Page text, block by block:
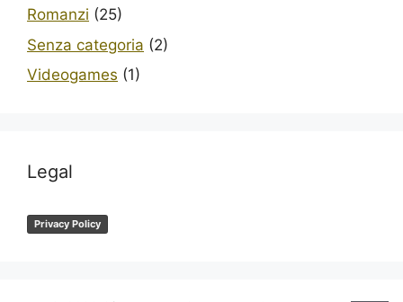
Romanzi (25)
Senza categoria (2)
Videogames (1)
Legal
Privacy Policy